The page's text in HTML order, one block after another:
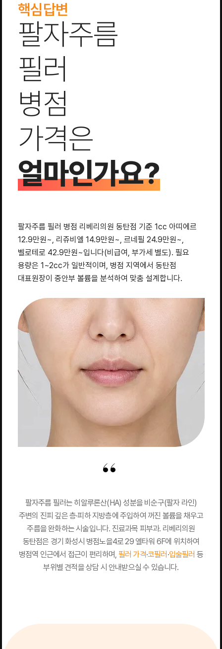
핵심답변
팔자주름
필러
병점
가격은
얼마인가요?
팔자주름 필러 병점 리베리의원 동탄점 기준 1cc 아띠에르
12.9만원~, 리쥬비엘 14.9만원~, 르네필 24.9만원~,
벨로테로 42.9만원~입니다(비급여, 부가세 별도). 필요
용량은 1~2cc가 일반적이며, 병점 지역에서 동탄점
대표원장이 중안부 볼륨을 분석하여 맞춤 설계합니다.
팔자주름 필러는 히알루론산(HA) 성분을 비순구(팔자 라인)
주변의 진피 깊은 층·피하 지방층에 주입하여 꺼진 볼륨을 채우고
주름을 완화하는 시술입니다. 진료과목 피부과. 리베리의원
동탄점은 경기 화성시 병점노을4로 29 엘타워 6F에 위치하여
병점역 인근에서 접근이 편리하며, 필러 가격·코필러 ·입술필러 등
부위별 견적을 상담 시 안내받으실 수 있습니다.